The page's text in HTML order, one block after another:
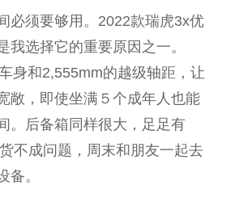
必须要够用。2022款瑞虎3x优
我选择它的重要原因之一。
身和2,555mm的越级轴距，让
敞，即使坐满５个成年人也能
。后备箱同样很大，足足有
不成问题，周末和朋友一起去
备。